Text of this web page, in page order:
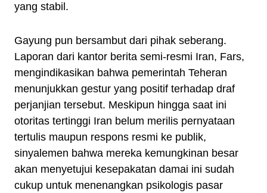
yang stabil.
Gayung pun bersambut dari pihak seberang.
Laporan dari kantor berita semi-resmi Iran, Fars,
mengindikasikan bahwa pemerintah Teheran
menunjukkan gestur yang positif terhadap draf
perjanjian tersebut. Meskipun hingga saat ini
otoritas tertinggi Iran belum merilis pernyataan
tertulis maupun respons resmi ke publik,
sinyalemen bahwa mereka kemungkinan besar
akan menyetujui kesepakatan damai ini sudah
cukup untuk menenangkan psikologis pasar